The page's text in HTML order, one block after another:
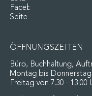
ÖFFNUNGSZEITEN
Büro, Buchhaltung,
Montag bis Donnerstag
Freitag von 7.30 - 13.00